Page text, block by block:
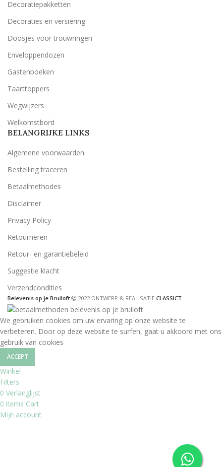
Decoratiepakketten
Decoraties en versiering
Doosjes voor trouwringen
Enveloppendozen
Gastenboeken
Taarttoppers
Wegwijzers
Welkomstbord
BELANGRIJKE LINKS
Algemene voorwaarden
Bestelling traceren
Betaalmethodes
Disclaimer
Privacy Policy
Retourneren
Retour- en garantiebeleid
Suggestie klacht
Verzendcondities
Belevenis op je Bruiloft 2022 ONTWERP & REALISATIE CLASSICT
We gebruiken cookies om uw ervaring op onze website te
verbeteren. Door op deze website te surfen, gaat u akkoord met ons
gebruik van cookies
ACCEPT
Winkel
Filters
0 Verlanglijst
0 items Cart
Mijn account